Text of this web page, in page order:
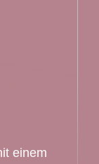
einem